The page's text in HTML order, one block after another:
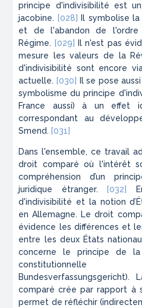
principe d'indivisibilité est
jacobine. [028]
Il symbolise
et de l'abandon de l'ordre
Régime. [029]
Il n'est pas
mesure les valeurs de la
d'indivisibilité sont encore
actuelle. [030]
Il se pose
symbolisme du principe
France aussi) à un effet
correspondant au
Smend. [031]
Dans l'ensemble, ce travail
droit comparé où l'intérêt
compréhension d’un
juridique étranger.
[032]
d'indivisibilité et la notion
en Allemagne. Le droit
évidence les différences et
entre les deux États
concerne le principe de
Bundesverfassungsgericht).
comparé crée par rapport à
permet de réfléchir